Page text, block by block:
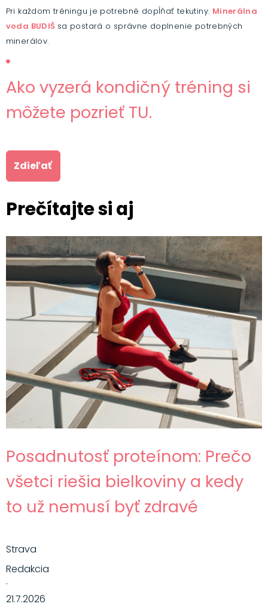
Pri každom tréningu je potrebné dopĺňať tekutiny. Minerálna
voda BUDIŠ sa postará o správne doplnenie potrebných
minerálov.
Ako vyzerá kondičný tréning si
môžete pozrieť TU.
Zdieľať
Prečítajte si aj
Posadnutosť proteínom: Prečo
všetci riešia bielkoviny a kedy
to už nemusí byť zdravé
Strava
Redakcia
·
21.7.2026